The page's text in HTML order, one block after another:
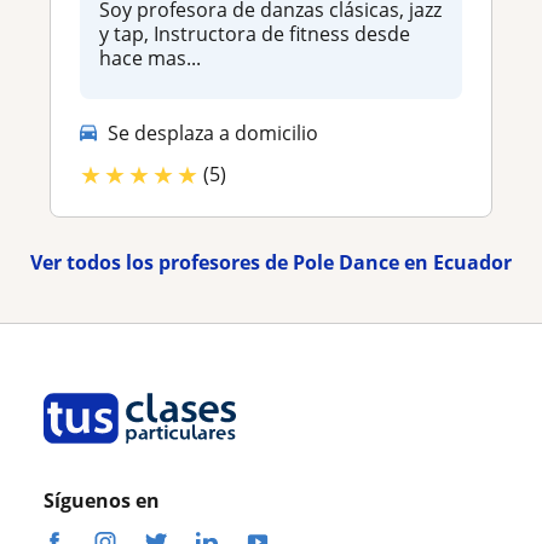
Soy profesora de danzas clásicas, jazz
y tap, Instructora de fitness desde
hace mas...
Se desplaza a domicilio
★★★★★ (5)
Ver todos los profesores de Pole Dance en Ecuador
Síguenos en